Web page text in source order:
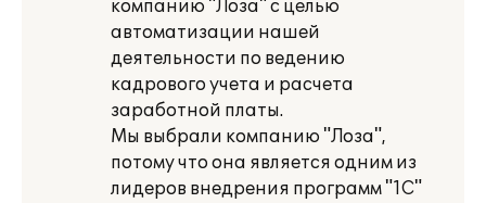
компанию "Лоза" с целью
автоматизации нашей
деятельности по ведению
кадрового учета и расчета
заработной платы.
Мы выбрали компанию "Лоза",
потому что она является одним из
лидеров внедрения программ "1С"